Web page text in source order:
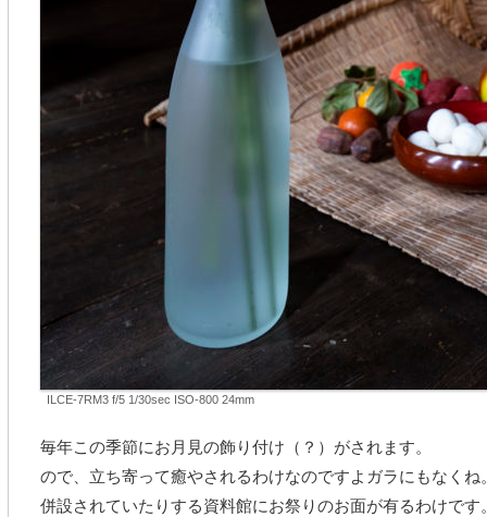
ILCE-7RM3 f/5 1/30sec ISO-800 24mm
毎年この季節にお月見の飾り付け（？）がされます。
ので、立ち寄って癒やされるわけなのですよガラにもなくね
併設されていたりする資料館にお祭りのお面が有るわけです